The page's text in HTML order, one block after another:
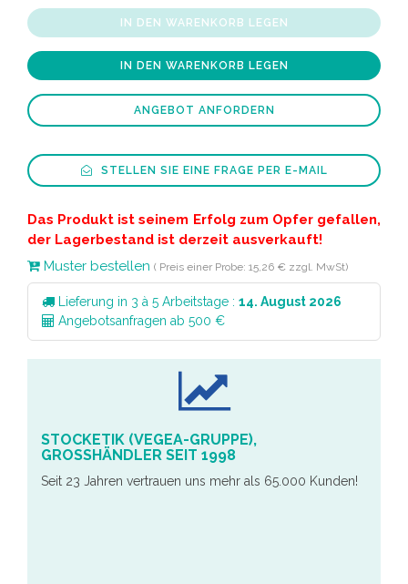
IN DEN WARENKORB LEGEN
IN DEN WARENKORB LEGEN
ANGEBOT ANFORDERN
STELLEN SIE EINE FRAGE PER E-MAIL
Das Produkt ist seinem Erfolg zum Opfer gefallen,
der Lagerbestand ist derzeit ausverkauft!
Muster bestellen ( Preis einer Probe: 15,26 € zzgl. MwSt)
Lieferung in 3 à 5 Arbeitstage : 14. August 2026
Angebotsanfragen ab 500 €
STOCKETIK (VEGEA-GRUPPE),
GROSSHÄNDLER SEIT 1998
Seit 23 Jahren vertrauen uns mehr als 65.000 Kunden!